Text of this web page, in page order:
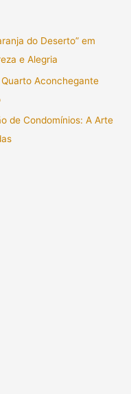
do Deserto” em
e Alegria
Aconchegante
de Condomínios: A Arte